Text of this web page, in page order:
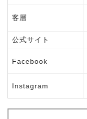
客層
公式サイト
Facebook
Instagram